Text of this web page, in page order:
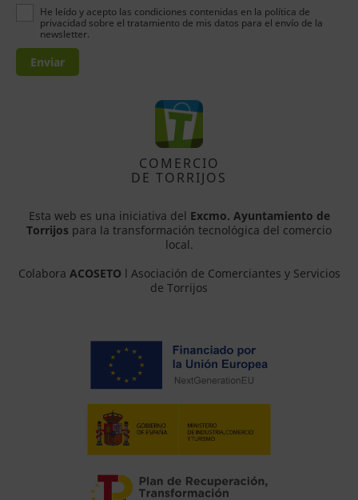
He leído y acepto las condiciones contenidas en la política de
privacidad sobre el tratamiento de mis datos para el envío de la
newsletter.
Enviar
COMERCIO
DE TORRIJOS
Esta web es una iniciativa del Excmo. Ayuntamiento de
Torrijos para la transformación tecnológica del comercio
local.
Colabora ACOSETO l Asociación de Comerciantes y Servicios
de Torrijos